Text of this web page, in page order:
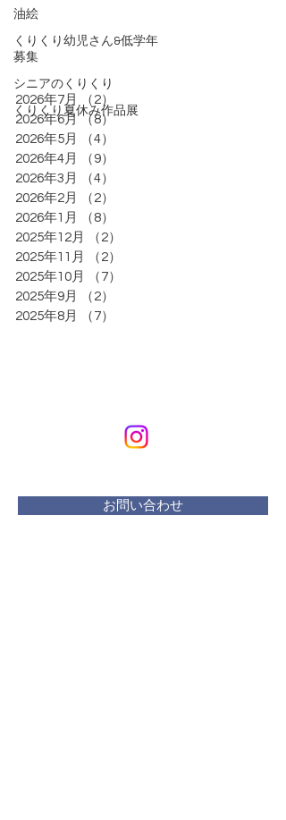
油絵
くりくり幼児さん&低学年
募集
シニアのくりくり
くりくり夏休み作品展
2026年7月 （2）
2026年6月 （8）8件の記事
2026年5月
（4）
2026年4月
（9）
2026年3月
（4）
2026年2月
（2）
2026年1月
（8）
2025年12月
（2）
2025年11月
（2）
2025年10月
（7）
2025年9月
（2）
2025年8月
（7）
お問い合わせ